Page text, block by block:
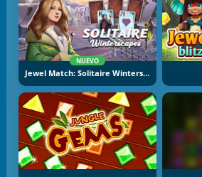
NUEVO
Jewel Match: Solitaire Winterscapes